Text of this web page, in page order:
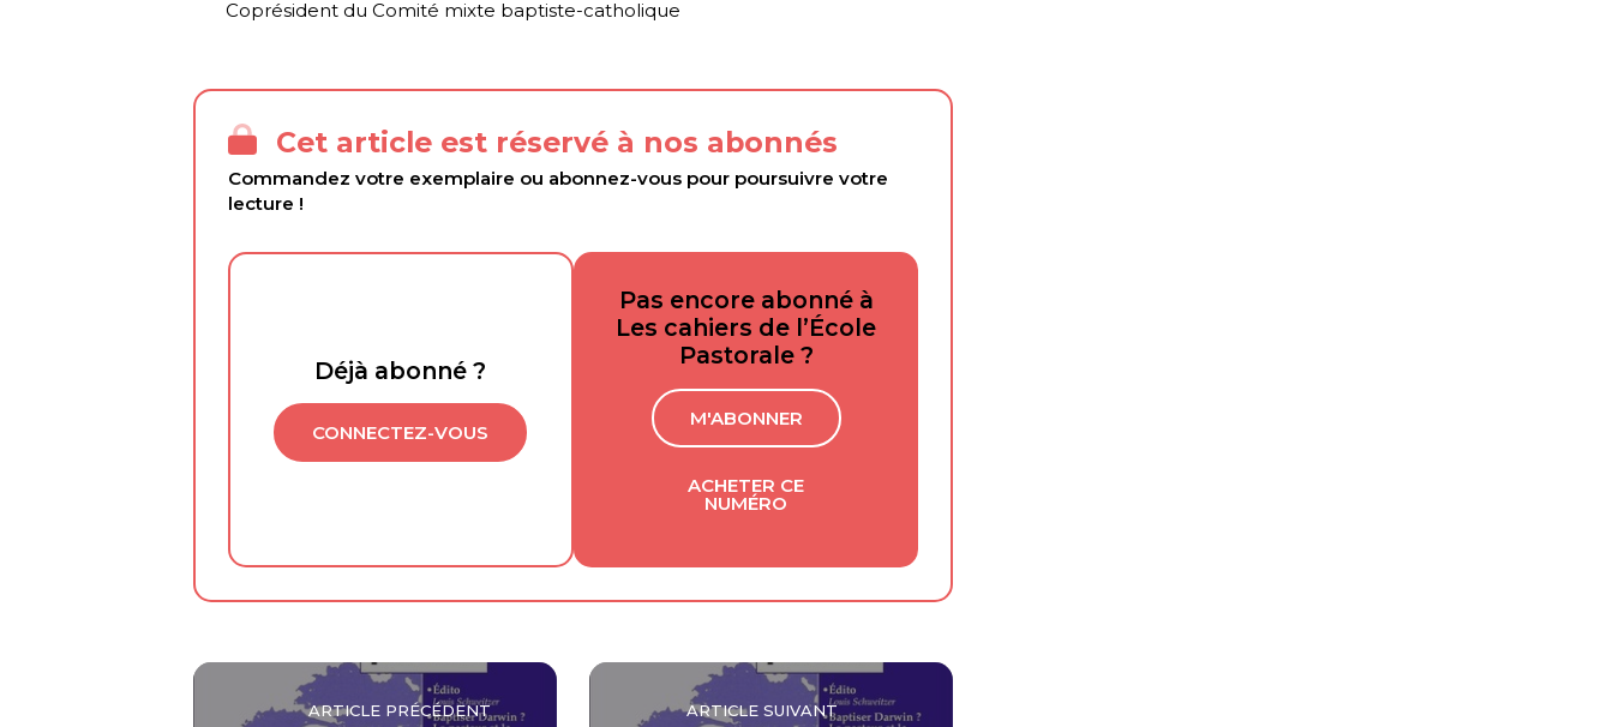
Coprésident du Comité mixte baptiste-catholique
Cet article est réservé à nos abonnés
Commandez votre exemplaire ou abonnez-vous pour poursuivre votre
lecture !
Déjà abonné ?
CONNECTEZ-VOUS
Pas encore abonné à
Les cahiers de l’École
Pastorale ?
M'ABONNER
ACHETER CE
NUMÉRO
ARTICLE PRÉCÉDENT ARTICLE SUIVANT